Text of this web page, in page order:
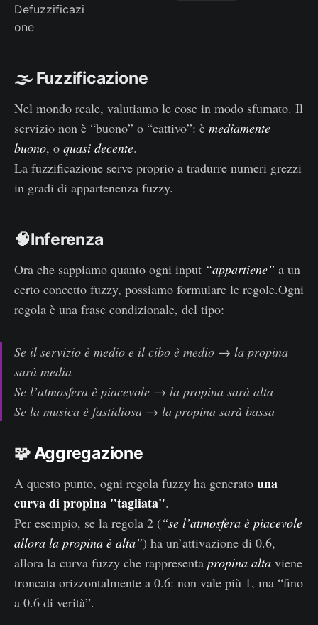
Defuzzificazi
one
🌫️ Fuzzificazione
Nel mondo reale, valutiamo le cose in modo sfumato. Il
servizio non è “buono” o “cattivo”: è mediamente
buono, o quasi decente.
La fuzzificazione serve proprio a tradurre numeri grezzi
in gradi di appartenenza fuzzy.
🧠Inferenza
Ora che sappiamo quanto ogni input “appartiene” a un
certo concetto fuzzy, possiamo formulare le regole.Ogni
regola è una frase condizionale, del tipo:
Se il servizio è medio e il cibo è medio → la propina
sarà media
Se l’atmosfera è piacevole → la propina sarà alta
Se la musica è fastidiosa → la propina sarà bassa
🧩Aggregazione
A questo punto, ogni regola fuzzy ha generato una
curva di propina "tagliata".
Per esempio, se la regola 2 (“se l’atmosfera è piacevole
allora la propina è alta”) ha un’attivazione di 0.6,
allora la curva fuzzy che rappresenta propina alta viene
troncata orizzontalmente a 0.6: non vale più 1, ma “fino
a 0.6 di verità”.